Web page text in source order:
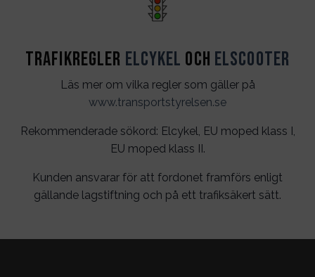
Trafikregler Elcykel och Elscooter
Läs mer om vilka regler som gäller på
www.transportstyrelsen.se
Rekommenderade sökord: Elcykel, EU moped klass I,
EU moped klass II.
Kunden ansvarar för att fordonet framförs enligt
gällande lagstiftning och på ett trafiksäkert sätt.